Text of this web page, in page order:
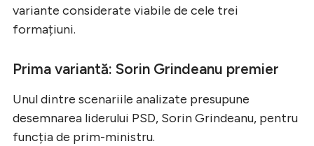
variante considerate viabile de cele trei
formațiuni.
Prima variantă: Sorin Grindeanu premier
Unul dintre scenariile analizate presupune
desemnarea liderului PSD, Sorin Grindeanu, pentru
funcția de prim-ministru.